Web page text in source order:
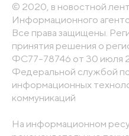
© 2020, в новостной
Информационного
Все права защищены.
принятия решения о
ФС77-78746 от 30 июля
Федеральной службой
информационных
коммуникаций
На информационном